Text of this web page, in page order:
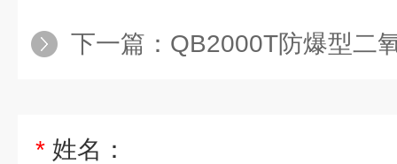
下一篇： QB2000T防爆型二氧化
* 姓名：